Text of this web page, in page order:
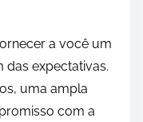
a você um
das expectativas.
uma ampla
com a